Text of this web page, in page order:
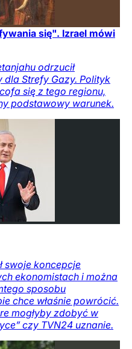
się". Izrael mówi
odrzucił
Strefy Gazy. Polityk
się z tego regionu,
podstawowy warunek.
swoje koncepcje
ekonomistach i można
sposobu
chce właśnie powrócić.
mogłyby zdobyć w
czy TVN24 uznanie.